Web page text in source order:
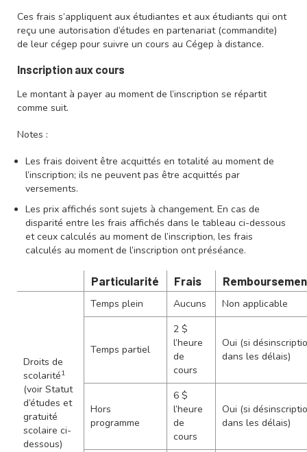
Ces frais s’appliquent aux étudiantes et aux étudiants qui ont
reçu une autorisation d’études en partenariat (commandite)
de leur cégep pour suivre un cours au Cégep à distance.
Inscription aux cours
Le montant à payer au moment de l’inscription se répartit
comme suit.
Notes :
Les frais doivent être acquittés en totalité au moment de
l’inscription; ils ne peuvent pas être acquittés par
versements.
Les prix affichés sont sujets à changement. En cas de
disparité entre les frais affichés dans le tableau ci-dessous
et ceux calculés au moment de l’inscription, les frais
calculés au moment de l’inscription ont préséance.
Particularité Frais
Droits de
scolarité1
(voir Statut
d’études et
gratuité
scolaire ci-
dessous)
Temps plein Aucuns Non applicable
Temps partiel
2 $
l’heure
de
cours
Oui (si
dans les délais)
Hors
programme
6 $
l’heure
de
cours
Oui (si
dans les délais)